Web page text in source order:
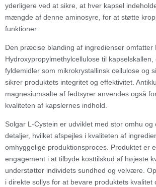
yderligere ved at sikre, at hver kapsel
mængde af denne aminosyre, for at støtte
funktioner.
Den præcise blanding af ingredienser omfatter
Hydroxypropylmethylcellulose til
fyldemidler som mikrokrystallinsk cellulose og
sikrer produktets integritet og effektivitet.
magnesiumsalte af fedtsyrer anvendes også
kvaliteten af kapslernes indhold.
Solgar L-Cystein er udviklet med stor omhu
detaljer, hvilket afspejles i kvaliteten af
omhyggelige produktionsproces. Produktet er
engagement i at tilbyde kosttilskud af højeste
understøtter individets sundhed og velvære.
i direkte sollys for at bevare produktets kvalitet